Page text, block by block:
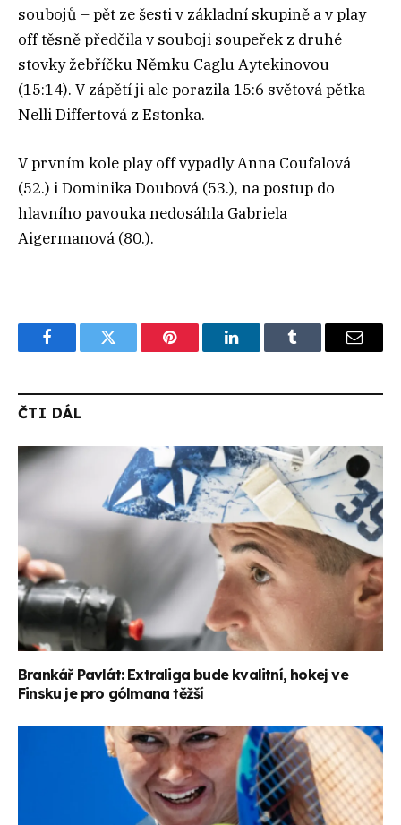
soubojů – pět ze šesti v základní skupině a v play
off těsně předčila v souboji soupeřek z druhé
stovky žebříčku Němku Caglu Aytekinovou
(15:14). V zápětí ji ale porazila 15:6 světová pětka
Nelli Differtová z Estonka.
V prvním kole play off vypadly Anna Coufalová
(52.) i Dominika Doubová (53.), na postup do
hlavního pavouka nedosáhla Gabriela
Aigermanová (80.).
FacebookTwitter Pinterest LinkedInTumblr Email
ČTI DÁL
Brankář Pavlát: Extraliga bude kvalitní, hokej ve
Finsku je pro gólmana těžší